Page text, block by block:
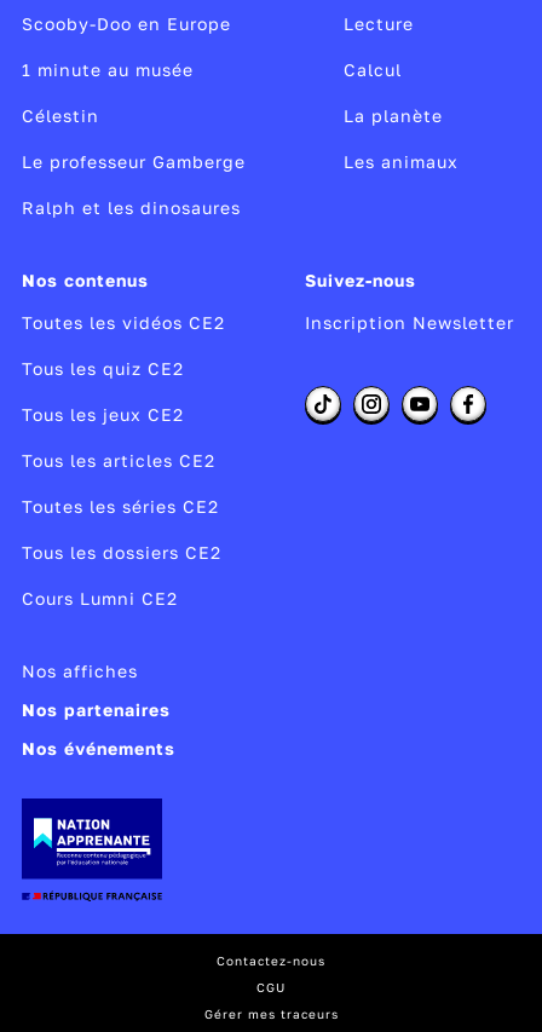
Scooby-Doo en Europe
1 minute au musée
Célestin
Le professeur Gamberge
Ralph et les dinosaures
Lecture
Calcul
La planète
Les animaux
Nos contenus
Toutes les vidéos CE2
Tous les quiz CE2
Tous les jeux CE2
Tous les articles CE2
Toutes les séries CE2
Tous les dossiers CE2
Cours Lumni CE2
Suivez-nous
Inscription Newsletter
Nos affiches
Nos partenaires
Nos événements
Contactez-nous
CGU
Gérer mes traceurs